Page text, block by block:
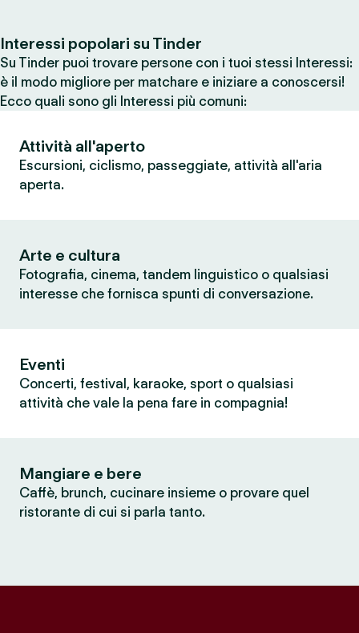
Interessi popolari su Tinder
Su Tinder puoi trovare persone con i tuoi stessi Interessi:
è il modo migliore per matchare e iniziare a conoscersi!
Ecco quali sono gli Interessi più comuni:
Attività all'aperto
Escursioni, ciclismo, passeggiate, attività all'aria
aperta.
Arte e cultura
Fotografia, cinema, tandem linguistico o qualsiasi
interesse che fornisca spunti di conversazione.
Eventi
Concerti, festival, karaoke, sport o qualsiasi
attività che vale la pena fare in compagnia!
Mangiare e bere
Caffè, brunch, cucinare insieme o provare quel
ristorante di cui si parla tanto.